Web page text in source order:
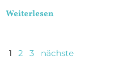
Weiterlesen
1 2 3 nächste